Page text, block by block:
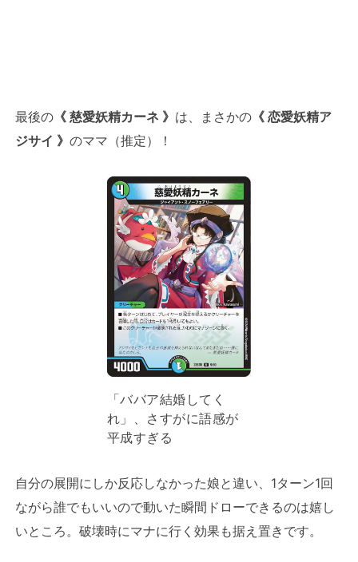
最後の 《 慈愛妖精カーネ 》 は、まさかの 《 恋愛妖精ア
ジサイ 》 のママ（推定）！
「ババア結婚してく
れ」、さすがに語感が
平成すぎる
自分の展開にしか反応しなかった娘と違い、1ターン1回
ながら誰でもいいので動いた瞬間ドローできるのは嬉し
いところ。破壊時にマナに行く効果も据え置きです。